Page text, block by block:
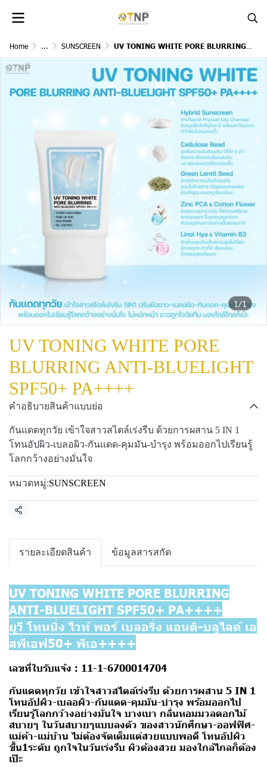
Home ... SUNSCREEN UV TONING WHITE PORE BLURRING ANTI-BLUELIGHT SPF50+ PA++++
1/1
UV TONING WHITE PORE
BLURRING ANTI-BLUELIGHT
SPF50+ PA++++
คำอธิบายสินค้าแบบย่อ
กันแดดทุกวัย เข้าใจสาวสไตล์เร่งรีบ ด้วยการผสาน 5 IN 1
โทนอัปผิว-เบลอผิว-กันแดด-คุมมัน-บำรุง พร้อมออกไปเรียนรู้
โลกกว้างอย่างมั่นใจ
หมวดหมู่:SUNSCREEN
แชร์
รายละเอียดสินค้า ข้อมูลสารสกัด
UV TONING WHITE PORE BLURRING
ANTI-BLUELIGHT SPF50+ PA++++
ยูวี โทนนิ่ง ไวท์ พอร์ เบลอริ่ง แอนติ-บลูไลต์ เอ
สพีเอฟ50+ พีเอ++++
เลขที่ใบรับแจ้ง : 11-1-6700014704
กันแดดทุกวัย เข้าใจสาวสไตล์เร่งรีบ ด้วยการผสาน 5 IN 1
โทนอัปผิว-เบลอผิว-กันแดด-คุมมัน-บำรุง พร้อมออกไป
เรียนรู้โลกกว้างอย่างมั่นใจ บางเบา กลิ่นหอมมวลดอกไม้
สบายๆ ในวันสบายๆแบบลงตัว ของสาวนักศึกษา-ออฟฟิศ-
แม่ค้า-แม่บ้าน ไม่ต้องจัดเต็มแต่สวยแบบพอดี โทนอัปผิว
ขึ้น1ระดับ ถูกใจในวันเร่งรีบ ผิวต้องสวย มองใกล้ไกลก็ต้อง
เป๊ะ